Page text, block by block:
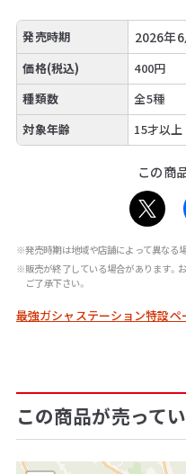
発売時期 2026年
価格(税込)
400円
種類数
全5種
対象年齢
15才以上
この商
※発売時期は地域や店舗によって異なる
※販売が終了している場合があります。
ご了承下さい。
最強ガシャステーション特設ペ
この商品が売って